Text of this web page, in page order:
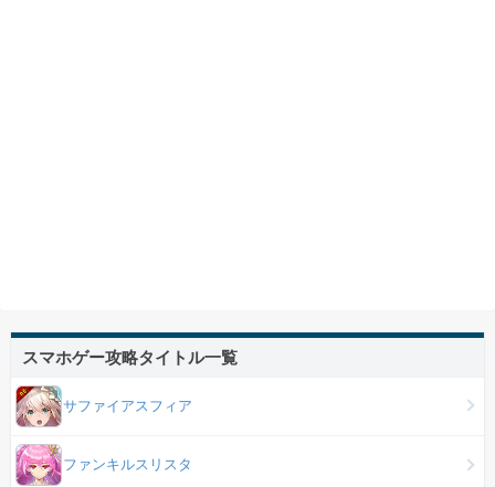
スマホゲー攻略タイトル一覧
サファイアスフィア
ファンキルスリスタ